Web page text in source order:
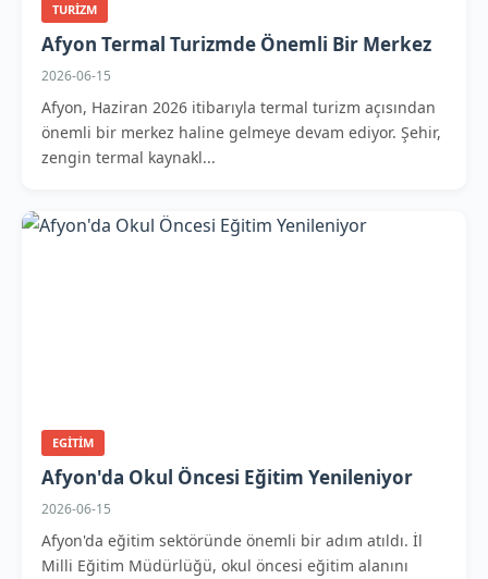
TURIZM
Afyon Termal Turizmde Önemli Bir Merkez
2026-06-15
Afyon, Haziran 2026 itibarıyla termal turizm açısından
önemli bir merkez haline gelmeye devam ediyor. Şehir,
zengin termal kaynakl...
EGITIM
Afyon'da Okul Öncesi Eğitim Yenileniyor
2026-06-15
Afyon'da eğitim sektöründe önemli bir adım atıldı. İl
Milli Eğitim Müdürlüğü, okul öncesi eğitim alanını